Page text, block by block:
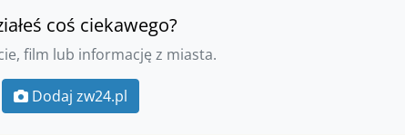
coś ciekawego?
film lub informację z miasta.
Dodaj zw24.pl